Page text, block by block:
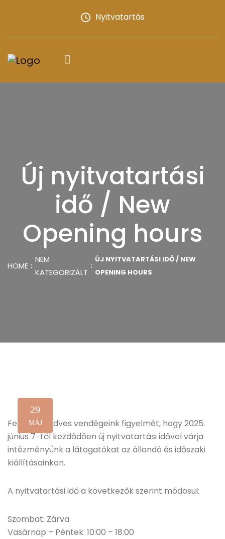
Nyitvatartás
Új nyitvatartási
idő / New
Opening hours
HOME
NEM
KATEGORIZÁLT
ÚJ NYITVATARTÁSI IDŐ / NEW
OPENING HOURS
29
MÁJ
Felhívjuk kedves vendégeink figyelmét, hogy 2025.
június 7-től kezdődően új nyitvatartási idővel várja
intézményünk a látogatókat az állandó és időszaki
kiállításainkon.
A nyitvatartási idő a következők szerint módosul:
Szombat: Zárva
Vasárnap – Péntek: 10:00 – 18:00